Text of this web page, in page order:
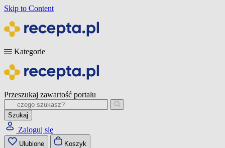
Skip to Content
Kategorie
Przeszukaj zawartość portalu
Szukaj
Zaloguj się
Ulubione Koszyk